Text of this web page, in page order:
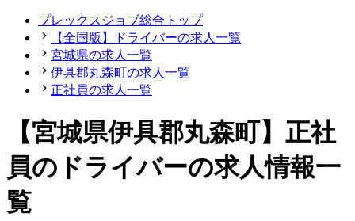
プレックスジョブ総合トップ
【全国版】ドライバーの求人一覧
宮城県の求人一覧
伊具郡丸森町の求人一覧
正社員の求人一覧
【宮城県伊具郡丸森町】正社
員のドライバーの求人情報一
覧